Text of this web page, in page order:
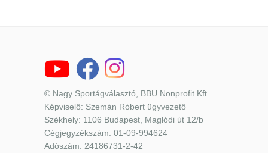
© Nagy Sportágválasztó, BBU Nonprofit Kft.
Képviselő: Szemán Róbert ügyvezető
Székhely: 1106 Budapest, Maglódi út 12/b
Cégjegyzékszám: 01-09-994624
Adószám: 24186731-2-42